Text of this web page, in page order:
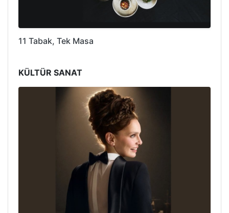
11 Tabak, Tek Masa
KÜLTÜR SANAT